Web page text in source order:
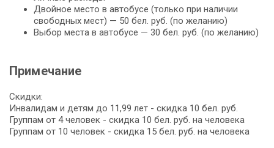
Двойное место в автобусе (только при наличии
свободных мест) — 50 бел. руб. (по желанию)
Выбор места в автобусе — 30 бел. руб. (по желанию)
Примечание
Скидки:
Инвалидам и детям до 11,99 лет - скидка 10 бел. руб.
Группам от 4 человек - скидка 10 бел. руб. на человека
Группам от 10 человек - скидка 15 бел. руб. на человека